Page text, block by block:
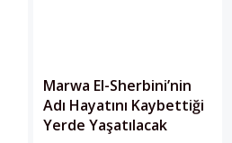
Marwa El-Sherbini’nin
Adı Hayatını Kaybettiği
Yerde Yaşatılacak